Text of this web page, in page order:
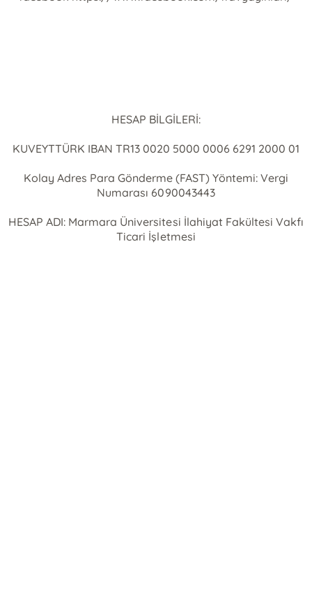
HESAP BİLGİLERİ:
KUVEYTTÜRK IBAN TR13 0020 5000 0006 6291 2000 01
Kolay Adres Para Gönderme (FAST) Yöntemi: Vergi
Numarası 6090043443
HESAP ADI: Marmara Üniversitesi İlahiyat Fakültesi Vakfı
Ticari İşletmesi